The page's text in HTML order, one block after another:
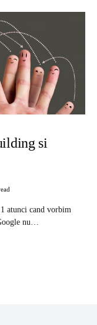
si
atunci cand vorbim
nu…